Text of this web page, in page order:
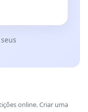
online. Criar uma